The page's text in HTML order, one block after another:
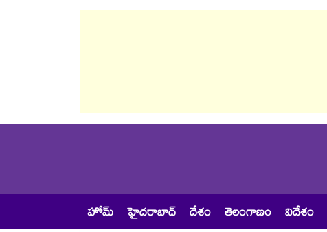
హోమ్ హైదరాబాద్ దేశం తెలంగాణం విదేశం